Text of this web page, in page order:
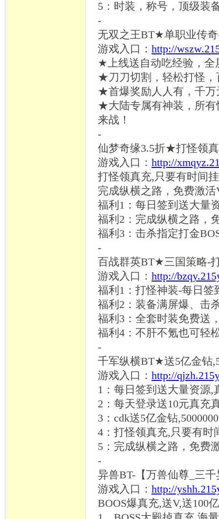
5：时装，称号，顶级装
-
无双之王BT★单职业传奇
游戏入口： http://
★上线送自动吃经验，全
★刀刀切割，轻松打怪，
★首爆奖励人人有，千万
★大陆专属有神装，所有
来战！
-
仙梦奇缘3.5折★打怪领
游戏入口： http://
打怪领真充,只要有时间
完成纵横之路，免费激活
福利 1：每日签到送大量
福利 2：完成纵横之路，
福利 3：击杀指定打金
-
百战群英BT★三国策略-
游戏入口： http://
福利 1：打怪神装-每日签
福利 2：装备满屏爆、击
福利 3：全套时装免费送
福利 4：不肝不氪也可轻
-
千军纵横BT★送5亿金钻
游戏入口： http://
1：每日签到送大量资源,
2：每天登录送10元真充
3：cdk送5亿金钻
4：打怪领真充,只要有时
5：完成纵横之路，免费
-
异兽BT-【万兽仙尊_三
游戏入口： http://
BOOS爆真充,送V,送100